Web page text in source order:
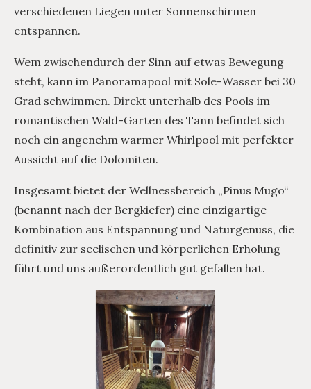
verschiedenen Liegen unter Sonnenschirmen
entspannen.
Wem zwischendurch der Sinn auf etwas Bewegung
steht, kann im Panoramapool mit Sole-Wasser bei 30
Grad schwimmen. Direkt unterhalb des Pools im
romantischen Wald-Garten des Tann befindet sich
noch ein angenehm warmer Whirlpool mit perfekter
Aussicht auf die Dolomiten.
Insgesamt bietet der Wellnessbereich „Pinus Mugo“
(benannt nach der Bergkiefer) eine einzigartige
Kombination aus Entspannung und Naturgenuss, die
definitiv zur seelischen und körperlichen Erholung
führt und uns außerordentlich gut gefallen hat.